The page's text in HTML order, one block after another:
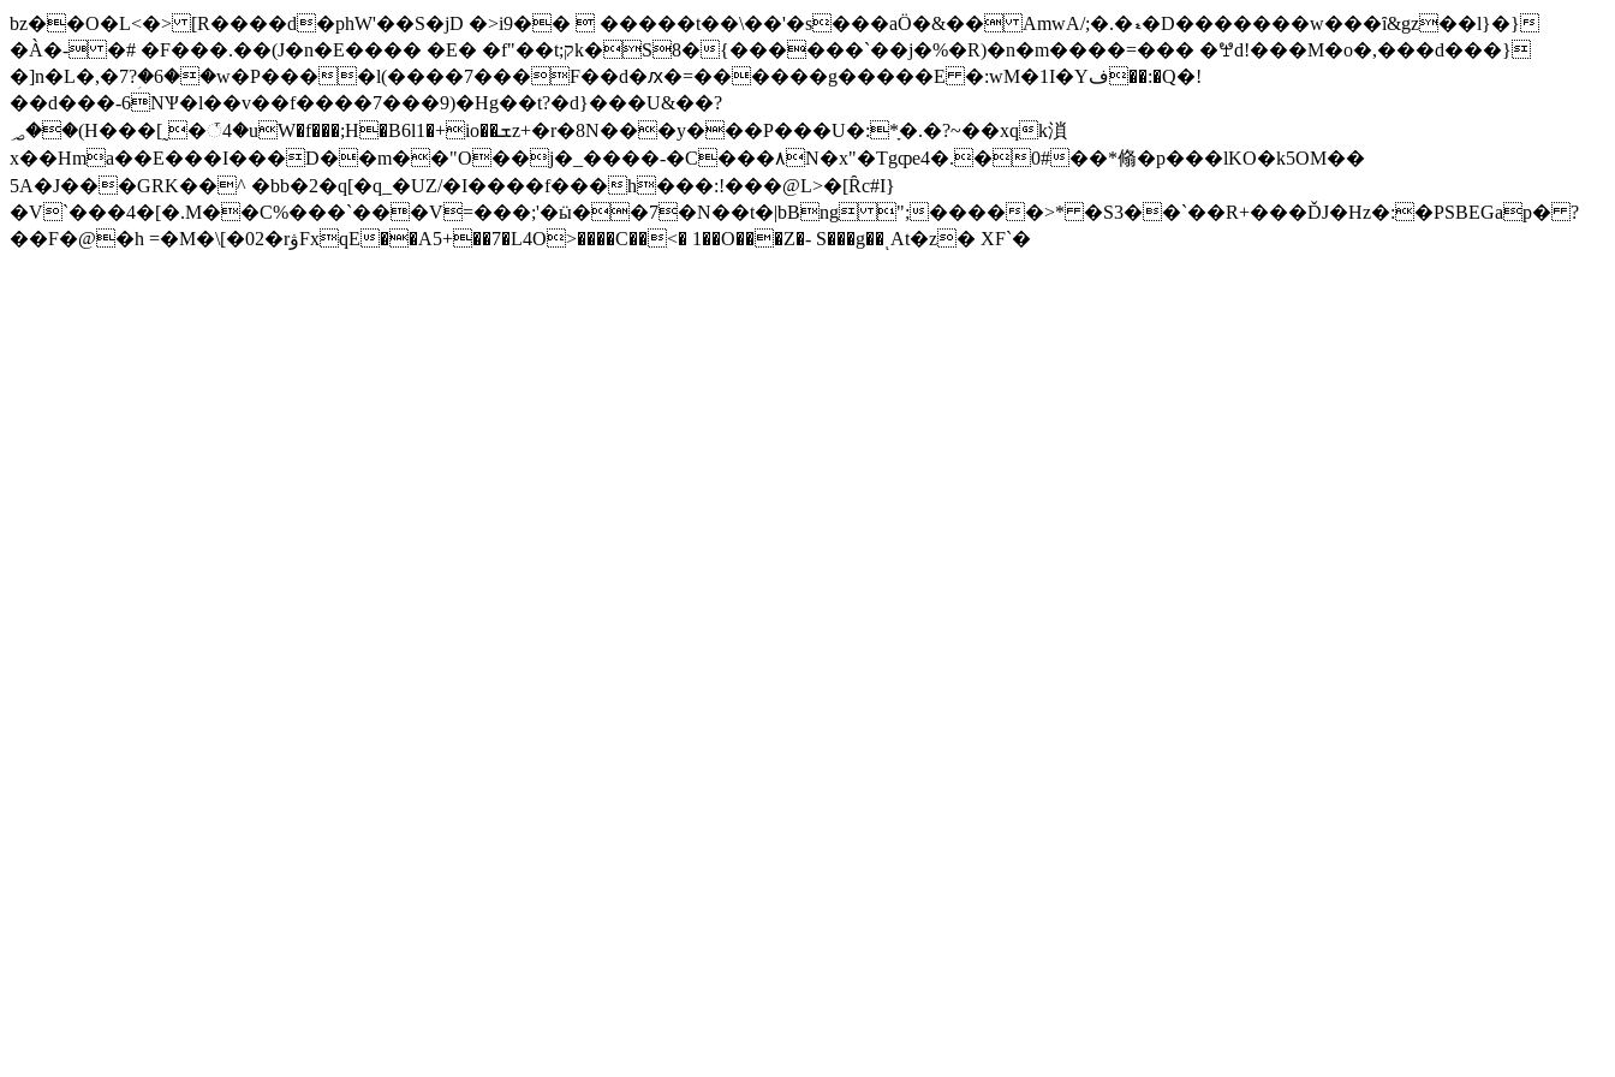
bz��O�L<�> [R����d�phW'��S�jD �>i9��  �����t��\��'�s���aÖ�&�� AmwA/;�.�ޑ�D�������w���ȋ&gz��l}�}
�À�- �# �F���.��(J�n�E���� �E� �f"��t;קk�S8�{������`��j�%�R)�n�m����=��� �ꖡd!���M�o�,���d���}
�]n�L�,�7?ؚ�6��w�P����l(����7���F��d�ԕ�=������g�����E �:wM�1I�Yف��:�Q�!
��d���-6NѰ�l��v��f����7���9)�Hg��t?�d}���U&��?
؃��(H���[˷�꣯4�uW�f���;H�B6l1�+io��ܫz+�r�8N���y���P���U�:*ָ�.�?~��xqk溑
x��Hma��E���I���D��m��"O��j�_����-�C���۸N�x"�Tgȹe4�.�0#��*翛�p���lKO�k5OM��
5A�J���GRK��^ �bb�2�q[�q_�UZ/�I����f���h���:!���@L>�[Ȓc#I}
�V`���4�[�.M��C%���`���V=���;'�ӹ��7�N��t�|bBng ";�����>* �S3��`��R+���ĎJ�Hz�:�PSBEGap� ?
��F�@�h =�M�\[�02�rۋFxqE��A5+��7�L4O>����C��<� 1��O���Z�- S���g��ͺAt�z� XF`�